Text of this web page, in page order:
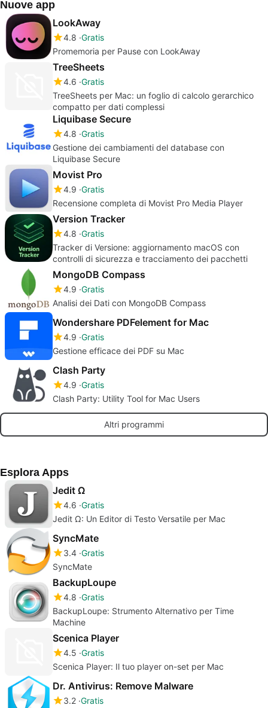
Nuove app
LookAway
4.8 Gratis
Promemoria per Pause con LookAway
TreeSheets
4.6 Gratis
TreeSheets per Mac: un foglio di calcolo gerarchico
compatto per dati complessi
Liquibase Secure
4.8 Gratis
Gestione dei cambiamenti del database con
Liquibase Secure
Movist Pro
4.9 Gratis
Recensione completa di Movist Pro Media Player
Version Tracker
4.8 Gratis
Tracker di Versione: aggiornamento macOS con
controlli di sicurezza e tracciamento dei pacchetti
MongoDB Compass
4.9 Gratis
Analisi dei Dati con MongoDB Compass
Wondershare PDFelement for Mac
4.9 Gratis
Gestione efficace dei PDF su Mac
Clash Party
4.9 Gratis
Clash Party: Utility Tool for Mac Users
Altri programmi
Esplora Apps
Jedit Ω
4.6 Gratis
Jedit Ω: Un Editor di Testo Versatile per Mac
SyncMate
3.4 Gratis
SyncMate
BackupLoupe
4.8 Gratis
BackupLoupe: Strumento Alternativo per Time
Machine
Scenica Player
4.5 Gratis
Scenica Player: Il tuo player on-set per Mac
Dr. Antivirus: Remove Malware
3.2 Gratis